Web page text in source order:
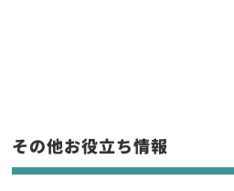
フリーワード入力(製品名等)
その他お役立ち情報